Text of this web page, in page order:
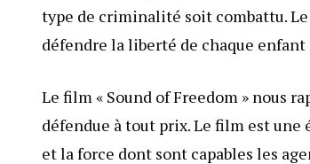
type de criminalité soit combattu.
défendre la liberté de chaque
Le film « Sound of Freedom » nous
défendue à tout prix. Le film est
et la force dont sont capables les